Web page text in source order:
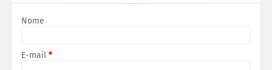
Nome
E-mail *